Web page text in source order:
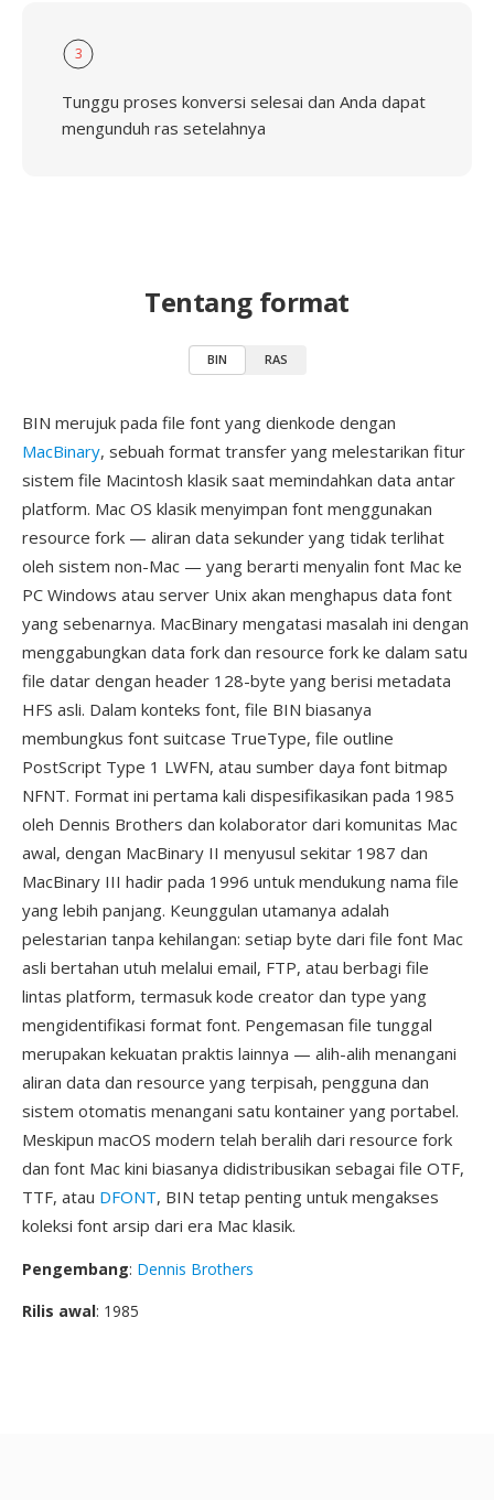
3
Tunggu proses konversi selesai dan Anda dapat
mengunduh ras setelahnya
Tentang format
BIN RAS
BIN merujuk pada file font yang dienkode dengan
MacBinary, sebuah format transfer yang melestarikan fitur
sistem file Macintosh klasik saat memindahkan data antar
platform. Mac OS klasik menyimpan font menggunakan
resource fork — aliran data sekunder yang tidak terlihat
oleh sistem non-Mac — yang berarti menyalin font Mac ke
PC Windows atau server Unix akan menghapus data font
yang sebenarnya. MacBinary mengatasi masalah ini dengan
menggabungkan data fork dan resource fork ke dalam satu
file datar dengan header 128-byte yang berisi metadata
HFS asli. Dalam konteks font, file BIN biasanya
membungkus font suitcase TrueType, file outline
PostScript Type 1 LWFN, atau sumber daya font bitmap
NFNT. Format ini pertama kali dispesifikasikan pada 1985
oleh Dennis Brothers dan kolaborator dari komunitas Mac
awal, dengan MacBinary II menyusul sekitar 1987 dan
MacBinary III hadir pada 1996 untuk mendukung nama file
yang lebih panjang. Keunggulan utamanya adalah
pelestarian tanpa kehilangan: setiap byte dari file font Mac
asli bertahan utuh melalui email, FTP, atau berbagi file
lintas platform, termasuk kode creator dan type yang
mengidentifikasi format font. Pengemasan file tunggal
merupakan kekuatan praktis lainnya — alih-alih menangani
aliran data dan resource yang terpisah, pengguna dan
sistem otomatis menangani satu kontainer yang portabel.
Meskipun macOS modern telah beralih dari resource fork
dan font Mac kini biasanya didistribusikan sebagai file OTF,
TTF, atau DFONT, BIN tetap penting untuk mengakses
koleksi font arsip dari era Mac klasik.
Pengembang: Dennis Brothers
Rilis awal: 1985